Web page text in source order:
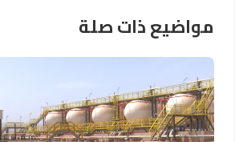
مواضيع ذات صلة